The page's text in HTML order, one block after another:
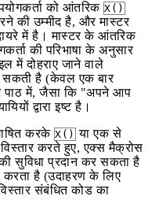
को आंतरिक X()
की उम्मीद है, और मास्टर
में है। मास्टर के आंतरिक
की परिभाषा के अनुसार
में दोहराए जाने वाले
सकती है (केवल एक बार
पाठ में, जैसा कि "अपने आप
द्वारा इष्ट है।
करके X() या एक से
करते हुए, एक्स मैक्रोस
सुविधा प्रदान कर सकता है
करता है (उदाहरण के लिए
संबंधित कोड का